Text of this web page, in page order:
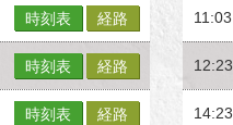
時刻表 経路
時刻表 経路
時刻表 経路
11:03
12:23
14:23